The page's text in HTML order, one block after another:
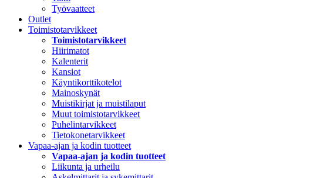
Työvaatteet
Outlet
Toimistotarvikkeet
Toimistotarvikkeet
Hiirimatot
Kalenterit
Kansiot
Käyntikorttikotelot
Mainoskynät
Muistikirjat ja muistilaput
Muut toimistotarvikkeet
Puhelintarvikkeet
Tietokonetarvikkeet
Vapaa-ajan ja kodin tuotteet
Vapaa-ajan ja kodin tuotteet
Liikunta ja urheilu